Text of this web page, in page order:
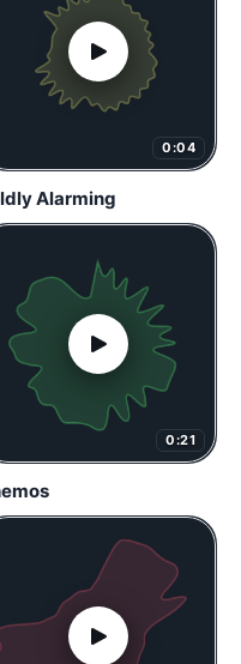
0:04
Alarming
0:21